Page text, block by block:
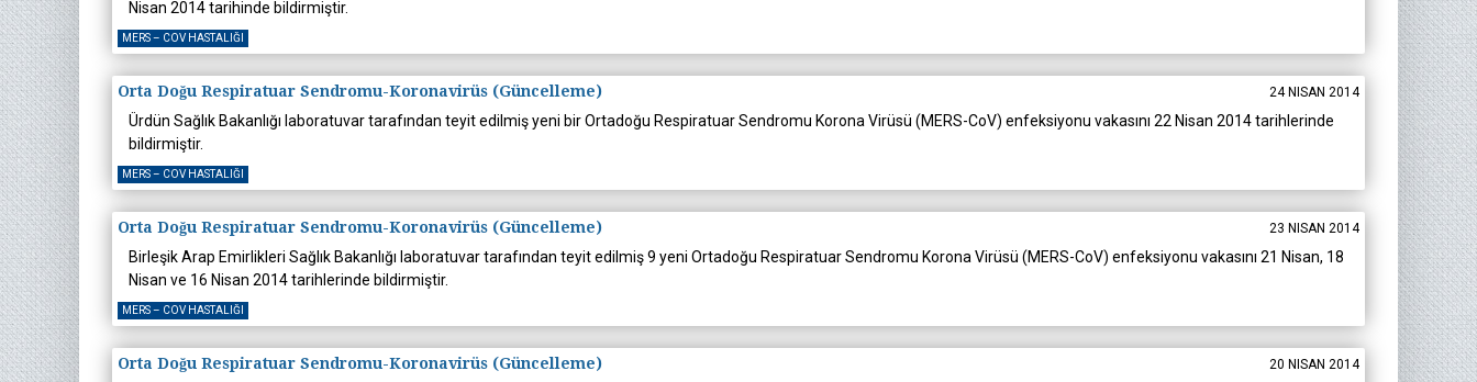
Nisan 2014 tarihinde bildirmiştir.
MERS – COV HASTALIĞI
Orta Doğu Respiratuar Sendromu-Koronavirüs (Güncelleme) 24 NISAN 2014
Ürdün Sağlık Bakanlığı laboratuvar tarafından teyit edilmiş yeni bir Ortadoğu Respiratuar Sendromu Korona Virüsü (MERS-CoV) enfeksiyonu vakasını 22 Nisan 2014 tarihlerinde
bildirmiştir.
MERS – COV HASTALIĞI
Orta Doğu Respiratuar Sendromu-Koronavirüs (Güncelleme) 23 NISAN 2014
Birleşik Arap Emirlikleri Sağlık Bakanlığı laboratuvar tarafından teyit edilmiş 9 yeni Ortadoğu Respiratuar Sendromu Korona Virüsü (MERS-CoV) enfeksiyonu vakasını 21 Nisan, 18
Nisan ve 16 Nisan 2014 tarihlerinde bildirmiştir.
MERS – COV HASTALIĞI
Orta Doğu Respiratuar Sendromu-Koronavirüs (Güncelleme) 20 NISAN 2014